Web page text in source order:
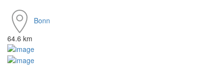
Bonn
64.6 km